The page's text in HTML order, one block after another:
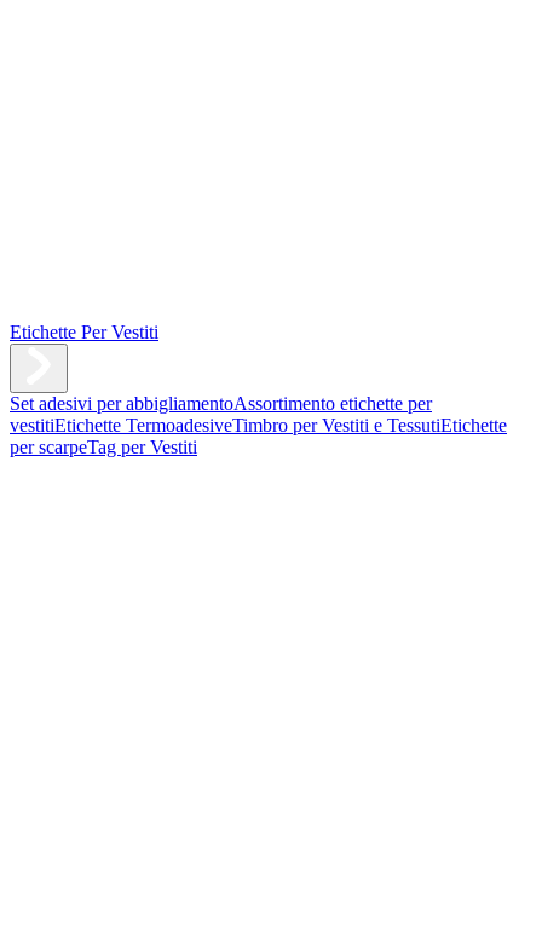
Etichette Per Vestiti
Set adesivi per abbigliamentoAssortimento etichette per
vestitiEtichette TermoadesiveTimbro per Vestiti e TessutiEtichette
per scarpeTag per Vestiti